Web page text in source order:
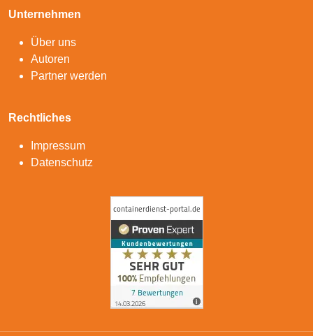
Unternehmen
Über uns
Autoren
Partner werden
Rechtliches
Impressum
Datenschutz